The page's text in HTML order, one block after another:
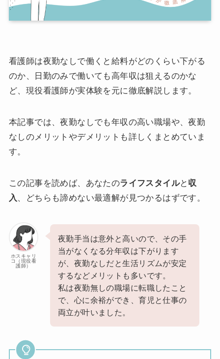
看護師は夜勤なしで働くと給料がどのくらい下がる
のか、日勤のみで働いても高年収は狙えるのかな
ど、現役看護師が実体験を元に徹底解説します。
本記事では、夜勤なしでも年収の高い職場や、夜勤
なしのメリットやデメリットも詳しくまとめていま
す。
この記事を読めば、あなたのライフスタイルと 収
入、どちらも諦めない最適解が見つかるはずです。
ホスキャリ
コ（現役看
護師）
夜勤手当は意外と高いので、その手
当がなくなる分年収は下がります
が、夜勤なしだと生活リズムが安定
するなどメリットも多いです。
私は夜勤無しの職場に転職したこと
で、心に余裕ができ、育児と仕事の
両立が叶いました。